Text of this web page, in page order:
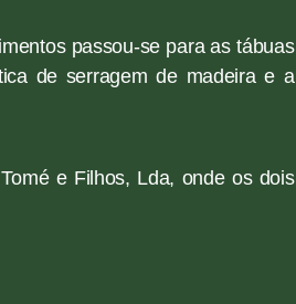
passou-se para as tábuas
de serragem de madeira e a
e Filhos, Lda, onde os dois